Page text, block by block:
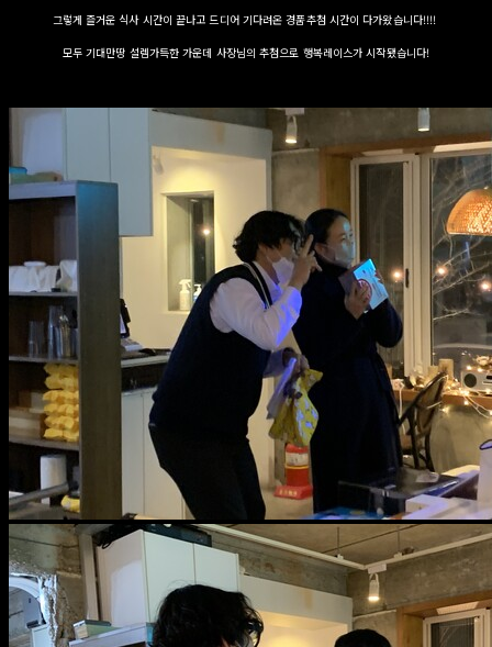
그렇게 즐거운 식사 시간이 끝나고 드디어 기다려온 경품추첨 시간이 다가왔습니다!!!!
모두 기대만땅 설렘가득한 가운데 사장님의 추첨으로 행복레이스가 시작됐습니다!